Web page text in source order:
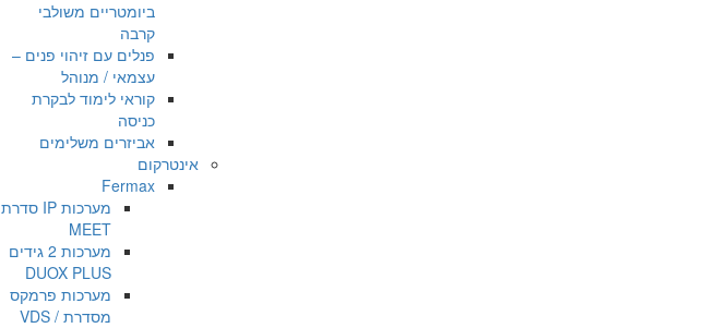
ביומטריים משולבי
קרבה
פנלים עם זיהוי פנים –
עצמאי / מנוהל
קוראי לימוד לבקרת
כניסה
אביזרים משלימים
אינטרקום
Fermax
מערכות IP סדרת
MEET
מערכות 2 גידים
DUOX PLUS
מערכות פרמקס
מסדרת VDS /